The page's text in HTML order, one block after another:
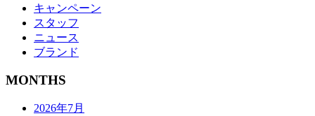
キャンペーン
スタッフ
ニュース
ブランド
MONTHS
2026年7月